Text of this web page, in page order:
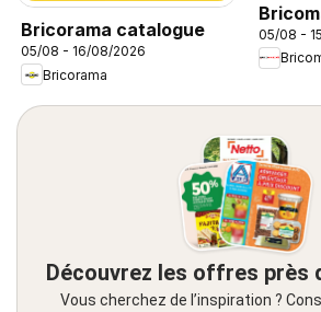
Bricorama catalogue
05/08 - 16/08/2026
Bricorama
05/08 -
Découvrez les offres près
Vous cherchez de l’inspiration ?